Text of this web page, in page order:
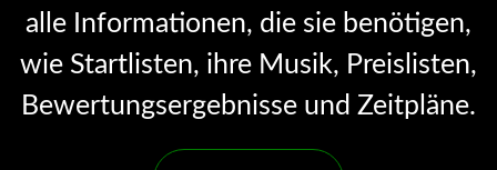
alle Informationen, die sie benötigen,
wie Startlisten, ihre Musik, Preislisten,
Bewertungsergebnisse und Zeitpläne.